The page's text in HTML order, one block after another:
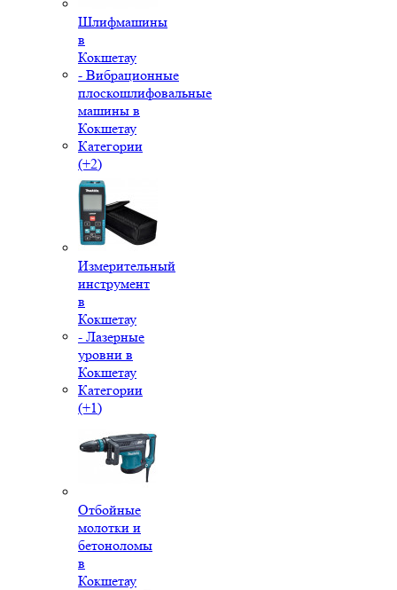
Шлифмашины
в
Кокшетау
- Вибрационные
плоскошлифовальные
машины в
Кокшетау
Категории
(+2)
Измерительный
инструмент
в
Кокшетау
- Лазерные
уровни в
Кокшетау
Категории
(+1)
Отбойные
молотки и
бетоноломы
в
Кокшетау